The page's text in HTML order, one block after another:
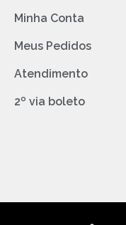
Minha Conta
Meus Pedidos
Atendimento
2º via boleto